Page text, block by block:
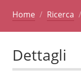
Home Ricerca
Dettagli